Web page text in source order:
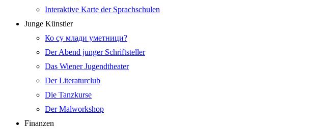
Interaktive Karte der Sprachschulen
Junge Künstler
Ко су млади уметници?
Der Abend junger Schriftsteller
Das Wiener Jugendtheater
Der Literaturclub
Die Tanzkurse
Der Malworkshop
Finanzen